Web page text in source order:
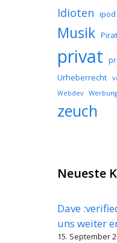
Idioten ipod
Musik
privat
Urheberrecht
Webdev
zeuch
Neueste
Dave
uns weiter
15. September